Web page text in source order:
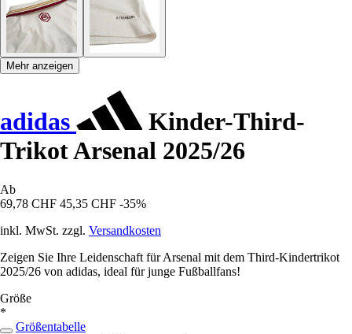
Mehr anzeigen
adidas
Kinder-Third-
Trikot Arsenal 2025/26
Ab
69,78 CHF 45,35 CHF -35%
inkl. MwSt. zzgl. Versandkosten
Zeigen Sie Ihre Leidenschaft für Arsenal mit dem Third-Kindertrikot
2025/26 von adidas, ideal für junge Fußballfans!
Größe
*
Größentabelle